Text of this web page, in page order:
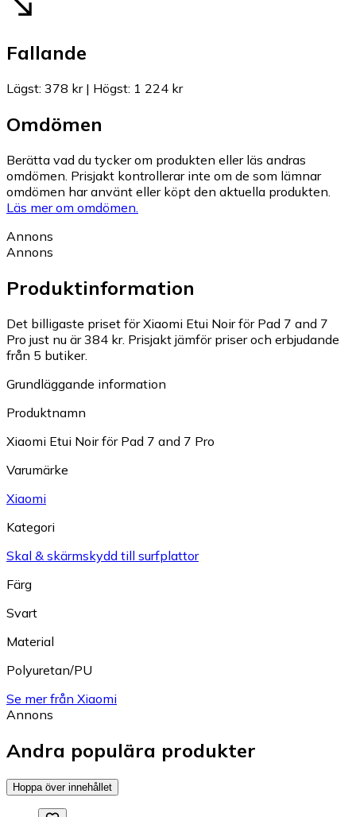
Fallande
Lägst: 378 kr| Högst: 1 224 kr
Omdömen
Berätta vad du tycker om produkten eller läs andras
omdömen. Prisjakt kontrollerar inte om de som lämnar
omdömen har använt eller köpt den aktuella produkten.
Läs mer om omdömen.
Annons
Annons
Produktinformation
Det billigaste priset för Xiaomi Etui Noir för Pad 7 and 7
Pro just nu är 384 kr. Prisjakt jämför priser och erbjudande
från 5 butiker.
Grundläggande information
Produktnamn
Xiaomi Etui Noir för Pad 7 and 7 Pro
Varumärke
Xiaomi
Kategori
Skal & skärmskydd till surfplattor
Färg
Svart
Material
Polyuretan/PU
Se mer från Xiaomi
Annons
Andra populära produkter
Hoppa över innehållet